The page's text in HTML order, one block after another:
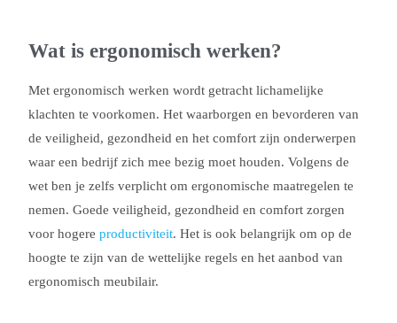
Wat is ergonomisch werken?
Met ergonomisch werken wordt getracht lichamelijke
klachten te voorkomen. Het waarborgen en bevorderen van
de veiligheid, gezondheid en het comfort zijn onderwerpen
waar een bedrijf zich mee bezig moet houden. Volgens de
wet ben je zelfs verplicht om ergonomische maatregelen te
nemen. Goede veiligheid, gezondheid en comfort zorgen
voor hogereproductiviteit. Het is ook belangrijk om op de
hoogte te zijn van de wettelijke regels en het aanbod van
ergonomisch meubilair.